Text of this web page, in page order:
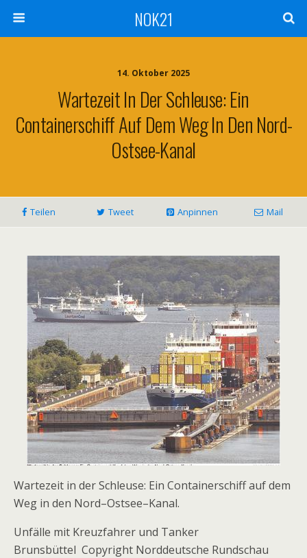
NOK21
14. Oktober 2025
Wartezeit In Der Schleuse: Ein
Containerschiff Auf Dem Weg In Den Nord-
Ostsee-Kanal
Teilen Tweet Anpinnen Mail
Wartezeit in der Schleuse: Ein Containerschiff auf dem
Weg in den Nord–Ostsee–Kanal.
Unfälle mit Kreuzfahrer und Tanker
Brunsbüttel Copyright Norddeutsche Rundschau